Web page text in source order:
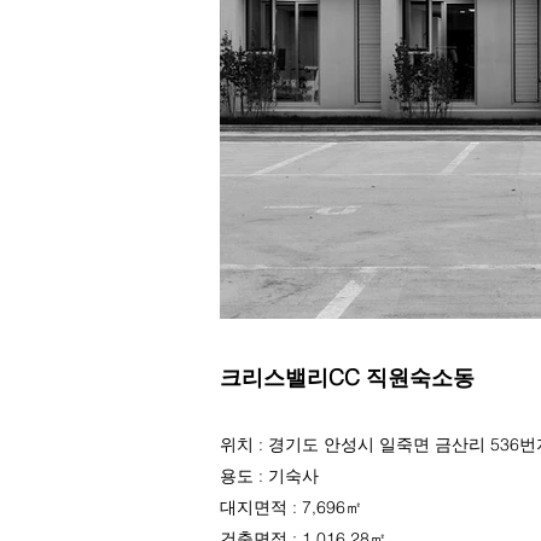
크리스밸리CC 직원숙소동
위치 : 경기도 안성시 일죽면 금산리 536번
용도 : 기숙사
대지면적 : 7,696㎡